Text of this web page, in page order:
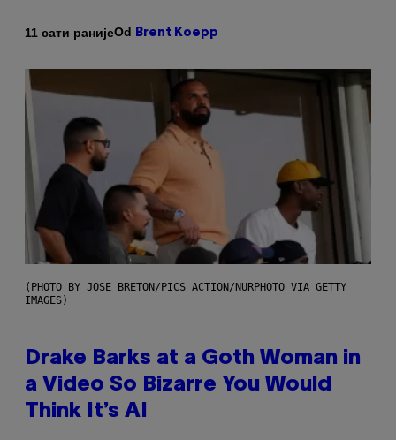
11 сати ранијеOd Brent Koepp
(PHOTO BY JOSE BRETON/PICS ACTION/NURPHOTO VIA GETTY
IMAGES)
Drake Barks at a Goth Woman in
a Video So Bizarre You Would
Think It’s AI